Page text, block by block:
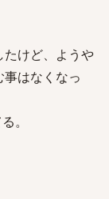
たけど、ようや
はなくなっ
。